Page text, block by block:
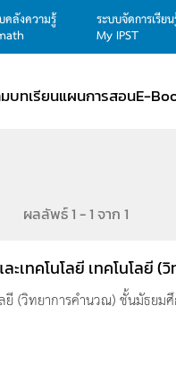
คลังความรู้
ระบบจัดการเรีย
My IPST
บทเรียนแผนการสอนE-
ผลลัพธ์ 1 - 1 จาก 1
เทคโนโลยี เทคโนโลยี
ยี (วิทยาการคำนวณ) ชั้นมัธยม